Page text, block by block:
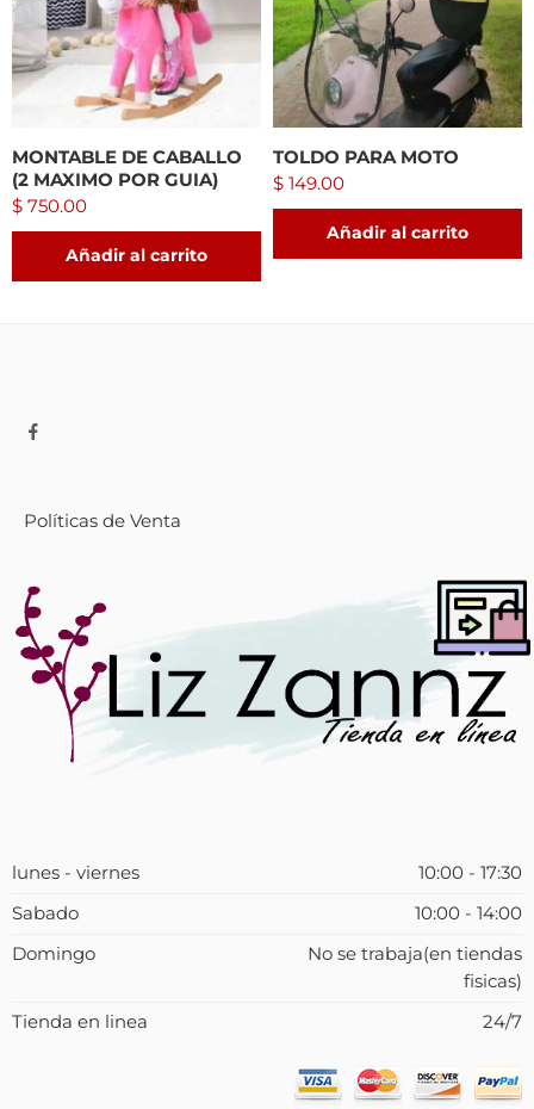
MONTABLE DE CABALLO
(2 MAXIMO POR GUIA)
$ 750.00
Añadir al carrito
TOLDO PARA MOTO
$ 149.00
Añadir al carrito
Políticas de Venta
lunes - viernes
10:00 - 17:30
Sabado
10:00 - 14:00
Domingo
No se trabaja(en tiendas
fisicas)
Tienda en linea
24/7